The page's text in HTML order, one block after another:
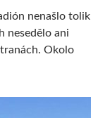
nenašlo tolik
nesedělo ani
Okolo